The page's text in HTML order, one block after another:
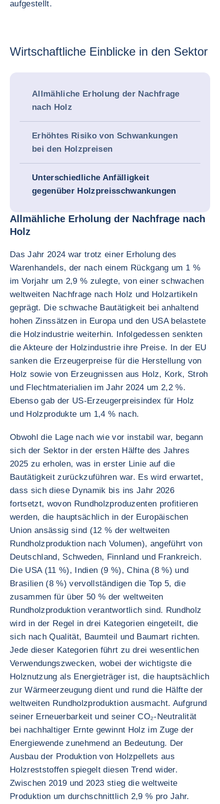
aufgestellt.
Wirtschaftliche Einblicke in den Sektor
Allmähliche Erholung der Nachfrage
nach Holz
Erhöhtes Risiko von Schwankungen
bei den Holzpreisen
Unterschiedliche Anfälligkeit
gegenüber Holzpreisschwankungen
Allmähliche Erholung der Nachfrage nach
Holz
Das Jahr 2024 war trotz einer Erholung des
Warenhandels, der nach einem Rückgang um 1 %
im Vorjahr um 2,9 % zulegte, von einer schwachen
weltweiten Nachfrage nach Holz und Holzartikeln
geprägt. Die schwache Bautätigkeit bei anhaltend
hohen Zinssätzen in Europa und den USA belastete
die Holzindustrie weiterhin. Infolgedessen senkten
die Akteure der Holzindustrie ihre Preise. In der EU
sanken die Erzeugerpreise für die Herstellung von
Holz sowie von Erzeugnissen aus Holz, Kork, Stroh
und Flechtmaterialien im Jahr 2024 um 2,2 %.
Ebenso gab der US-Erzeugerpreisindex für Holz
und Holzprodukte um 1,4 % nach.
Obwohl die Lage nach wie vor instabil war, begann
sich der Sektor in der ersten Hälfte des Jahres
2025 zu erholen, was in erster Linie auf die
Bautätigkeit zurückzuführen war. Es wird erwartet,
dass sich diese Dynamik bis ins Jahr 2026
fortsetzt, wovon Rundholzproduzenten profitieren
werden, die hauptsächlich in der Europäischen
Union ansässig sind (12 % der weltweiten
Rundholzproduktion nach Volumen), angeführt von
Deutschland, Schweden, Finnland und Frankreich.
Die USA (11 %), Indien (9 %), China (8 %) und
Brasilien (8 %) vervollständigen die Top 5, die
zusammen für über 50 % der weltweiten
Rundholzproduktion verantwortlich sind. Rundholz
wird in der Regel in drei Kategorien eingeteilt, die
sich nach Qualität, Baumteil und Baumart richten.
Jede dieser Kategorien führt zu drei wesentlichen
Verwendungszwecken, wobei der wichtigste die
Holznutzung als Energieträger ist, die hauptsächlich
zur Wärmeerzeugung dient und rund die Hälfte der
weltweiten Rundholzproduktion ausmacht. Aufgrund
seiner Erneuerbarkeit und seiner CO₂-Neutralität
bei nachhaltiger Ernte gewinnt Holz im Zuge der
Energiewende zunehmend an Bedeutung. Der
Ausbau der Produktion von Holzpellets aus
Holzreststoffen spiegelt diesen Trend wider.
Zwischen 2019 und 2023 stieg die weltweite
Produktion um durchschnittlich 2,9 % pro Jahr.